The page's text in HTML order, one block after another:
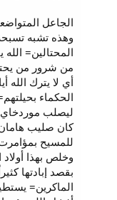
الجاعل
المحتالين=
من شرور من
أي لا يترك الله
الحكماء
ليصلب
كان صليب
وخلص بهذا
بقصد إبادتها
الماكرين=